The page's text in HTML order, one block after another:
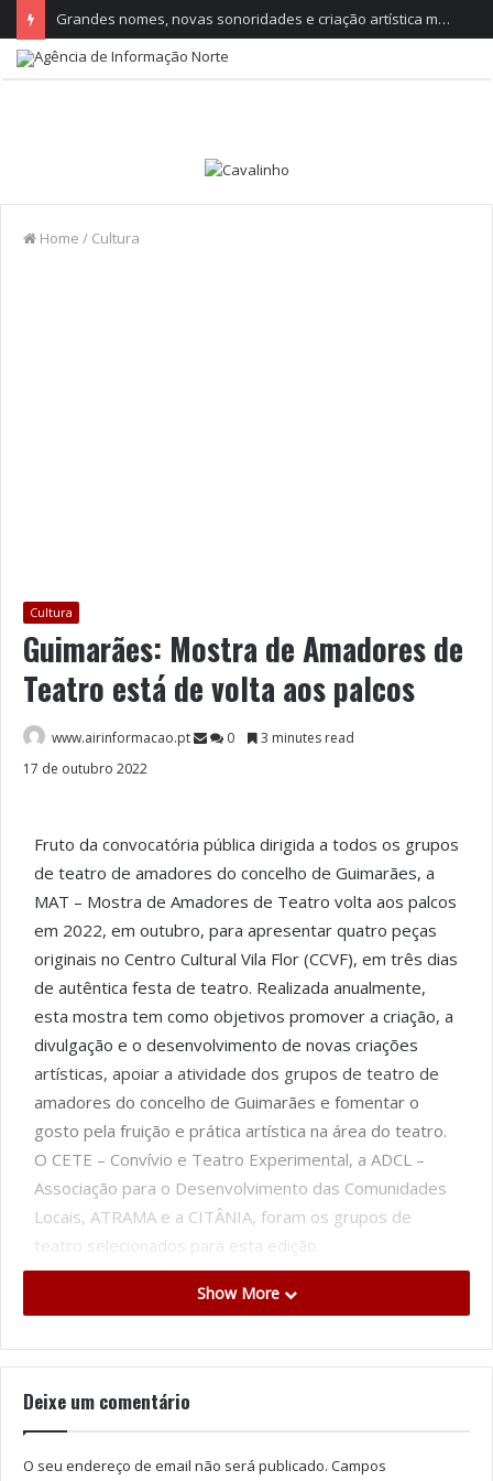
Grandes nomes, novas sonoridades e criação artística marcam a nova temporada do CTAL
Home / Cultura
Cultura
Guimarães: Mostra de Amadores de
Teatro está de volta aos palcos
www.airinformacao.pt 0
3 minutes read
17 de outubro 2022
Fruto da convocatória pública dirigida a todos os grupos
de teatro de amadores do concelho de Guimarães, a
MAT – Mostra de Amadores de Teatro volta aos palcos
em 2022, em outubro, para apresentar quatro peças
originais no Centro Cultural Vila Flor (CCVF), em três dias
de autêntica festa de teatro. Realizada anualmente,
esta mostra tem como objetivos promover a criação, a
divulgação e o desenvolvimento de novas criações
artísticas, apoiar a atividade dos grupos de teatro de
amadores do concelho de Guimarães e fomentar o
gosto pela fruição e prática artística na área do teatro.
O CETE – Convívio e Teatro Experimental, a ADCL –
Associação para o Desenvolvimento das Comunidades
Locais, ATRAMA e a CITÂNIA, foram os grupos de
teatro selecionados para esta edição.
Com apresentações nos dois auditórios do Centro
Cultural Vila Flor, esta edição da MAT estreia quatro
projetos teve como júri Francesca Rayner, Eduardo
Inverno”, de William Shakespeare a surgir em cena no
Show More
Deixe um comentário
O seu endereço de email não será publicado. Campos